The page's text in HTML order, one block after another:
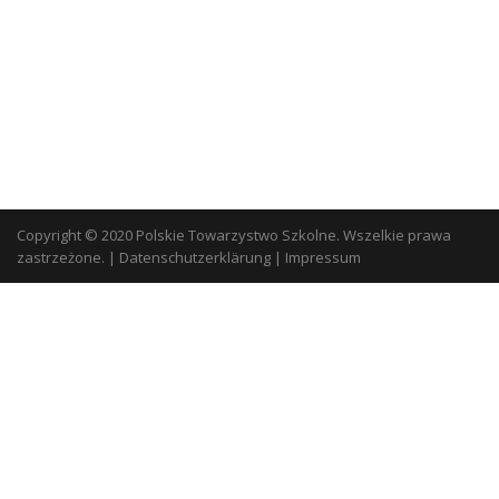
Copyright © 2020 Polskie Towarzystwo Szkolne. Wszelkie prawa
zastrzeżone. | Datenschutzerklärung | Impressum